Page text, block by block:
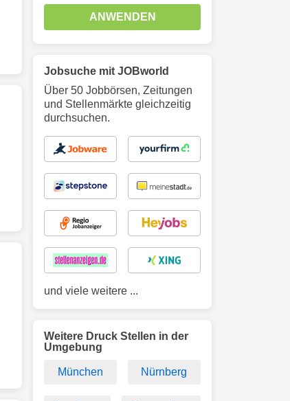
ANWENDEN
Jobsuche mit JOBworld
Über 50 Jobbörsen, Zeitungen
und Stellenmärkte gleichzeitig
durchsuchen.
und viele weitere ...
Weitere Druck Stellen in der
Umgebung
München Nürnberg